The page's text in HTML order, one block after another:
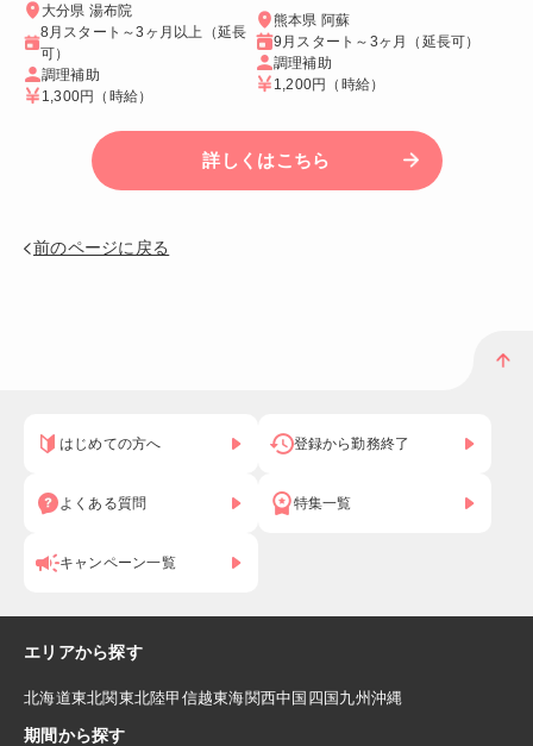
大分県 湯布院
8月スタート～3ヶ月以上（延長
可）
調理補助
1,300円 （時給）
熊本県 阿蘇
9月スタート～3ヶ月（延長可）
調理補助
1,200円 （時給）
詳しくはこちら
前のページに戻る
はじめての方へ 登録から勤務終了
よくある質問 特集一覧
キャンペーン一覧
エリアから探す
北海道東北関東北陸甲信越東海関西中国 四国九州沖縄
期間から探す